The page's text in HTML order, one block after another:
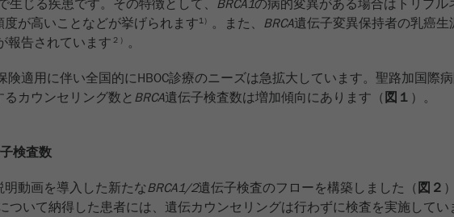
が高いことなどが挙げられます1） 。また、 BRCA遺伝子変異保持者の乳癌生
報告されています ２） 。
適用に伴い全国的にHBOC診療のニーズは急拡大しています。聖路加国際病
カウンセリング数と BRCA遺伝子検査数は増加傾向にあります（図１ ）。
検査数
動画を導入した新たなBRCA1/2遺伝子検査のフローを構築しました（図２
ついて納得した患者には、遺伝カウンセリングは行わずに検査を実施してい